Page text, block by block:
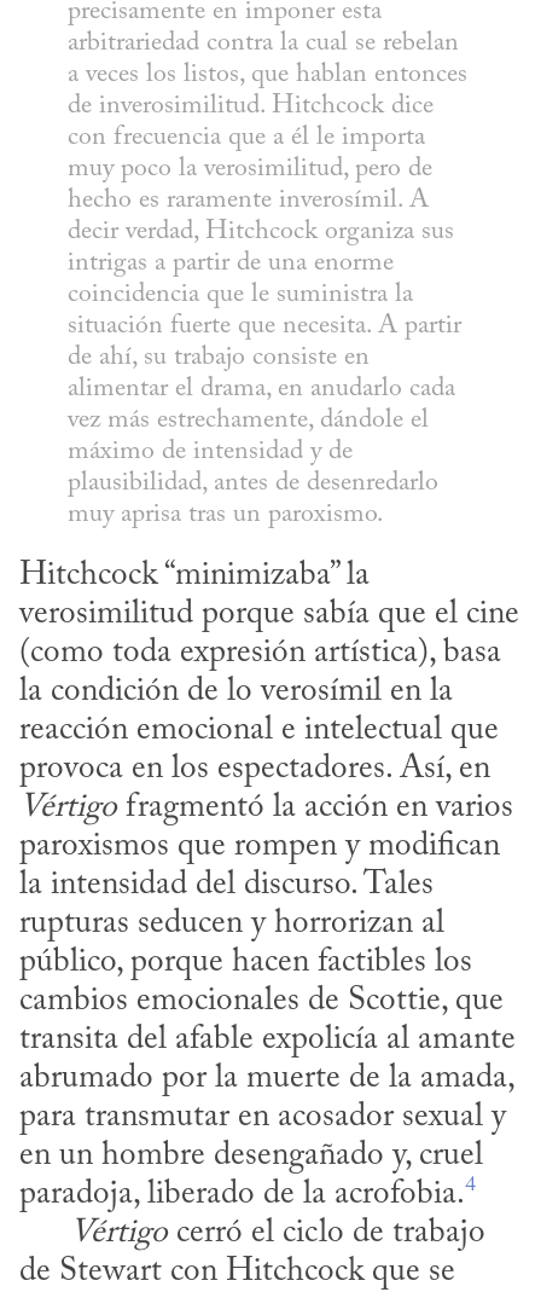
precisamente en imponer esta
arbitrariedad contra la cual se rebelan
a veces los listos, que hablan entonces
de inverosimilitud. Hitchcock dice
con frecuencia que a él le importa
muy poco la verosimilitud, pero de
hecho es raramente inverosímil. A
decir verdad, Hitchcock organiza sus
intrigas a partir de una enorme
coincidencia que le suministra la
situación fuerte que necesita. A partir
de ahí, su trabajo consiste en
alimentar el drama, en anudarlo cada
vez más estrechamente, dándole el
máximo de intensidad y de
plausibilidad, antes de desenredarlo
muy aprisa tras un paroxismo.
Hitchcock “minimizaba” la
verosimilitud porque sabía que el cine
(como toda expresión artística), basa
la condición de lo verosímil en la
reacción emocional e intelectual que
Vértigo fragmentó la acción en varios
paroxismos que rompen y modifican
la intensidad del discurso. Tales
rupturas seducen y horrorizan al
público, porque hacen factibles los
cambios emocionales de Scottie, que
transita del afable expolicía al amante
abrumado por la muerte de la amada,
para transmutar en acosador sexual y
en un hombre desengañado y, cruel
paradoja, liberado de la acrofobia.4
Vértigo cerró el ciclo de trabajo
de Stewart con Hitchcock que se